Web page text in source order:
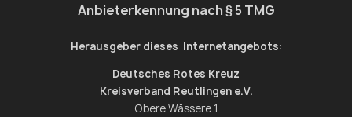
Anbieterkennung nach § 5 TMG
Herausgeber dieses Internetangebots:
Deutsches Rotes Kreuz
Kreisverband Reutlingen e.V.
Obere Wässere 1